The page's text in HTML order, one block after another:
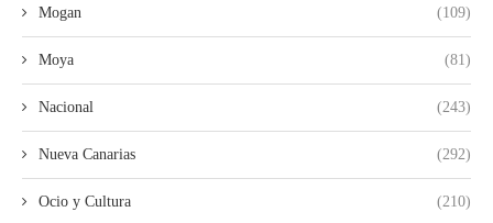
Mogan (109)
Moya (81)
Nacional (243)
Nueva Canarias (292)
Ocio y Cultura (210)